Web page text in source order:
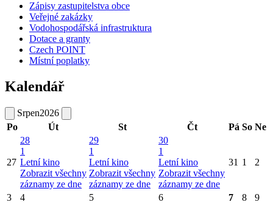
Zápisy zastupitelstva obce
Veřejné zakázky
Vodohospodářská infrastruktura
Dotace a granty
Czech POINT
Místní poplatky
Kalendář
Srpen2026
Po
Út St Čt Pá So Ne
27
28
1
Letní kino
Zobrazit všechny
záznamy ze dne
29
1
Letní kino
Zobrazit všechny
záznamy ze dne
30
1
Letní kino
Zobrazit všechny
záznamy ze dne
31 1 2
3 4 5 6 7 8
9